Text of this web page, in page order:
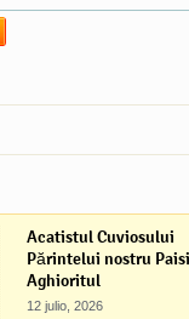
păcatelor noastre,
Acatistul Cuviosului
Părintelui nostru
Aghioritul
12 julio, 2026